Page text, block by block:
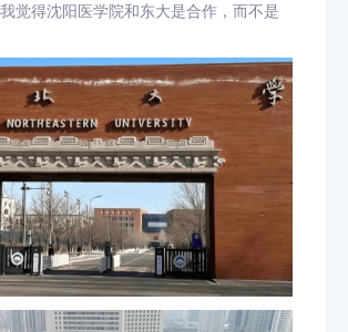
觉得沈阳医学院和东大是合作，而不是